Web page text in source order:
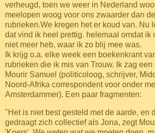
verheugd, toen we weer in Nederland
meelopen woog voor ons zwaarder dan
rubrieken.We kregen het er koud van. Nu
dat vind ik heel prettig. helemaal omdat ik
niet meer heb, waar ik zo blij mee was.
Ik krijg o.a. elke week een boekenkrant
rubrieken die ik mis van Trouw. Ik zag
Mourir Samuel (politicoloog, schrijver,
Noord-Afrika correspondent voor onder
Amsterdammer). Een paar fragmenten:
"Het is niet best gesteld met de aarde, en
gedraagt zich collectief als Jona, zegt